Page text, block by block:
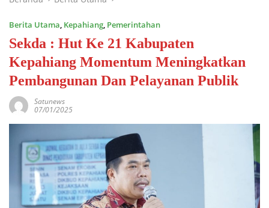
Berita Utama, Kepahiang, Pemerintahan
Sekda : Hut Ke 21 Kabupaten
Kepahiang Momentum Meningkatkan
Pembangunan Dan Pelayanan Publik
Satunews
07/01/2025